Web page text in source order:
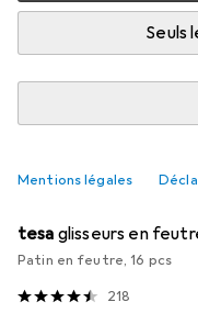
Seuls
Mentions légales
Pertinence
Liste des produits
Patin pour meubles +
tesa glisseurs en
Patin en feutre, 16 pcs
218